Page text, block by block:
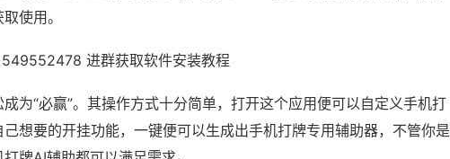
使用。
进群获取软件安装教程
为“必赢”。其操作方式十分简单，打开这个应用便可以自定义手机打
想要的开挂功能，一键便可以生成出手机打牌专用辅助器，不管你是